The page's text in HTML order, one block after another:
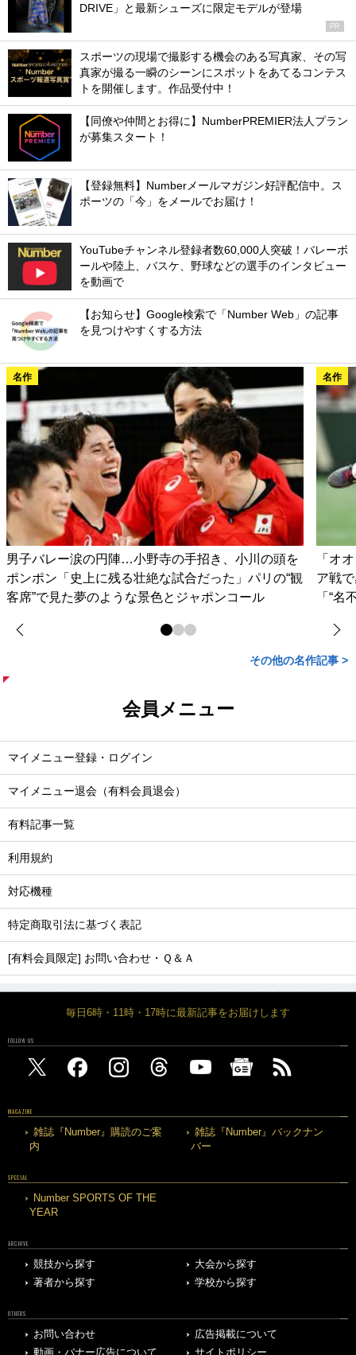
DRIVE」と最新シューズに限定モデルが登場
PR
スポーツの現場で撮影する機会のある写真家、その写
真家が撮る一瞬のシーンにスポットをあてるコンテス
トを開催します。作品受付中！
【同僚や仲間とお得に】NumberPREMIER法人プラン
が募集スタート！
【登録無料】Numberメールマガジン好評配信中。ス
ポーツの「今」をメールでお届け！
YouTubeチャンネル登録者数60,000人突破！バレーボ
ールや陸上、バスケ、野球などの選手のインタビュー
を動画で
【お知らせ】Google検索で「Number Web」の記事
を見つけやすくする方法
名作
男子バレー涙の円陣…小野寺の手招き、小川の頭を
ポンポン「史上に残る壮絶な試合だった」パリの“観
客席”で見た夢のような景色とジャポンコール
名作
「オ
ア戦
「“
その他の名作記事 >
会員メニュー
マイメニュー登録・ログイン
マイメニュー退会（有料会員退会）
有料記事一覧
利用規約
対応機種
特定商取引法に基づく表記
[有料会員限定] お問い合わせ・Ｑ＆Ａ
毎日6時・11時・17時に最新記事をお届けします
FOLLOW US
MAGAZINE
雑誌『Number』購読のご案
内
雑誌『Number』バックナン
バー
SPECIAL
Number SPORTS OF THE
YEAR
ARCHIVE
競技から探す
大会から探す
著者から探す
学校から探す
OTHERS
お問い合わせ
広告掲載について